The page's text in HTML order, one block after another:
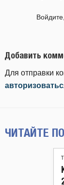
Добавить
Для отправки
ЧИТАЙТЕ